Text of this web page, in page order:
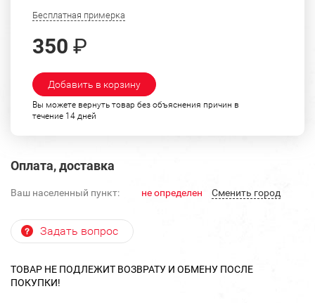
Бесплатная примерка
350 ₽
Добавить в корзину
Вы можете вернуть товар без объяснения причин в
течение 14 дней
Оплата, доставка
Ваш населенный пункт: не определен Cменить город
Задать вопрос
ТОВАР НЕ ПОДЛЕЖИТ ВОЗВРАТУ И ОБМЕНУ ПОСЛЕ
ПОКУПКИ!